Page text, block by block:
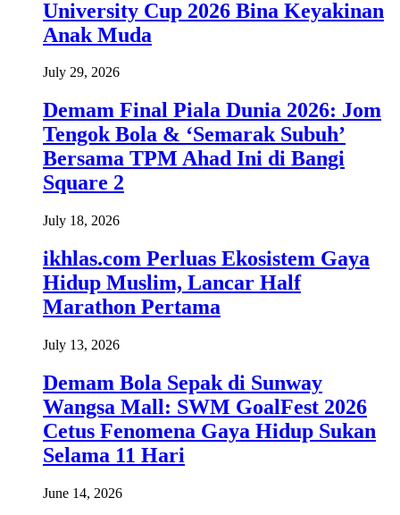
University Cup 2026 Bina Keyakinan
Anak Muda
July 29, 2026
Demam Final Piala Dunia 2026: Jom
Tengok Bola & ‘Semarak Subuh’
Bersama TPM Ahad Ini di Bangi
Square 2
July 18, 2026
ikhlas.com Perluas Ekosistem Gaya
Hidup Muslim, Lancar Half
Marathon Pertama
July 13, 2026
Demam Bola Sepak di Sunway
Wangsa Mall: SWM GoalFest 2026
Cetus Fenomena Gaya Hidup Sukan
Selama 11 Hari
June 14, 2026